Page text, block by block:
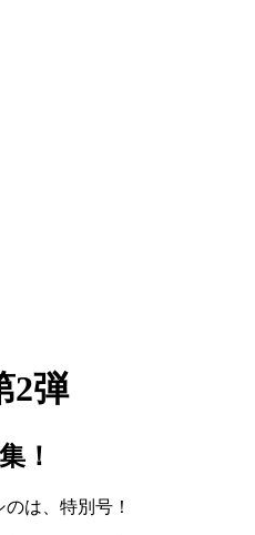
援します
2弾
は、特別号！